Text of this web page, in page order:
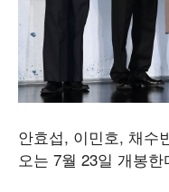
안효섭, 이민호, 채수
오는 7월 23일 개봉한